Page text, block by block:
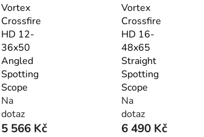
Vortex
Crossfire
HD 12-
36x50
Angled
Spotting
Scope
Na
dotaz
5 566 Kč
Vortex
Crossfire
HD 16-
48x65
Straight
Spotting
Scope
Na
dotaz
6 490 Kč